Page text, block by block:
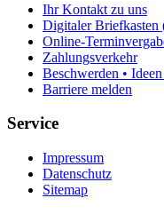
Ihr Kontakt zu uns
Digitaler Briefkasten
Online-
Zahlungsverkehr
Beschwerden •
Barriere melden
Service
Impressum
Datenschutz
Sitemap